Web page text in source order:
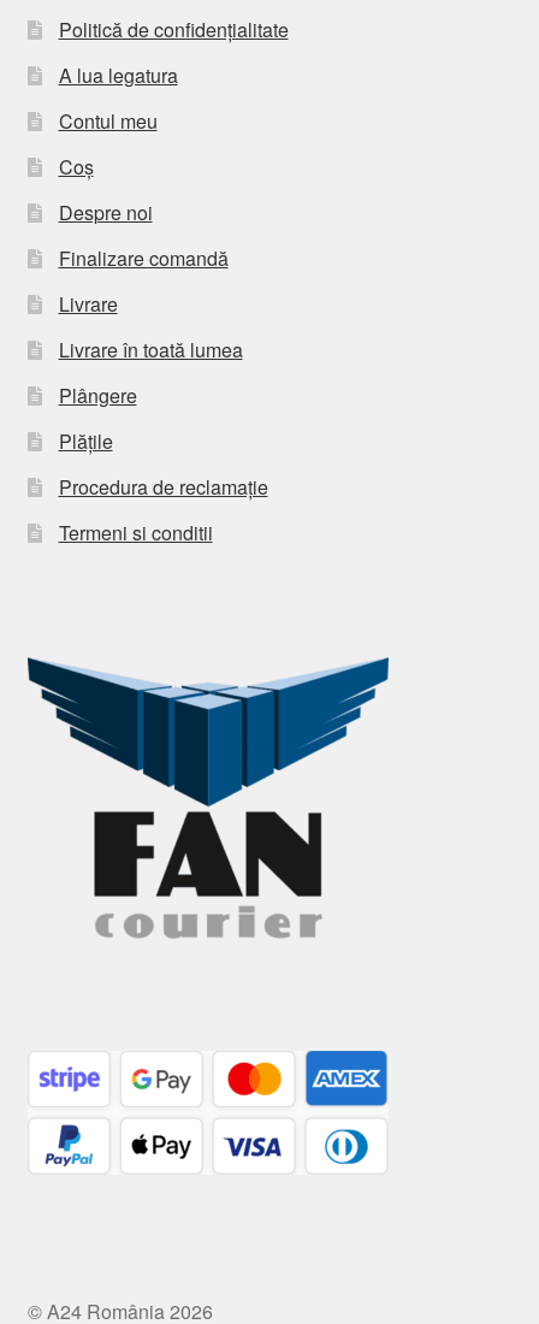
Politică de confidențialitate
A lua legatura
Contul meu
Coș
Despre noi
Finalizare comandă
Livrare
Livrare în toată lumea
Plângere
Plățile
Procedura de reclamație
Termeni si conditii
© A24 România 2026